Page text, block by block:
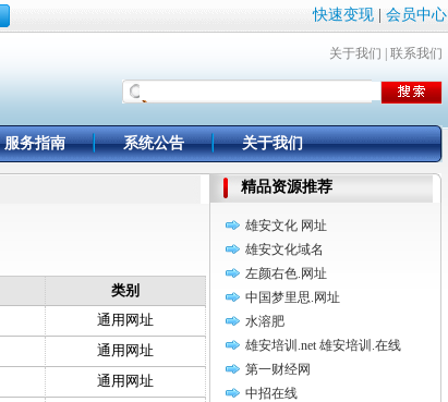
快速变现| 会员中心
关于我们 联系我们
服务指南 系统公告 关于我们
类别
通用网址
通用网址
通用网址
精品资源推荐
雄安文化 网址
雄安文化域名
左颜右色.网址
中国梦里思.网址
水溶肥
雄安培训.net 雄安培训.在线
第一财经网
中招在线